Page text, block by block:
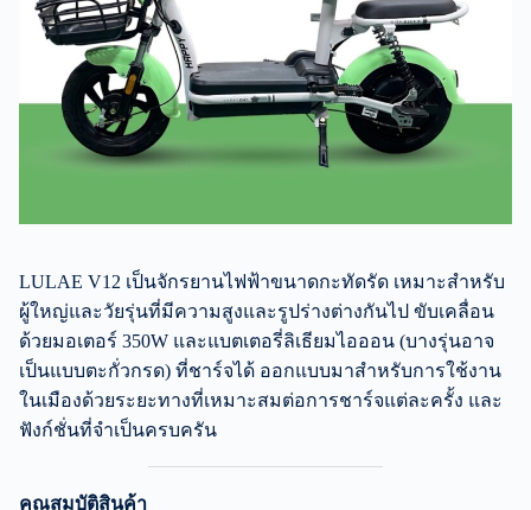
LULAE V12 เป็นจักรยานไฟฟ้าขนาดกะทัดรัด เหมาะสำหรับ
ผู้ใหญ่และวัยรุ่นที่มีความสูงและรูปร่างต่างกันไป ขับเคลื่อน
ด้วยมอเตอร์ 350W และแบตเตอรี่ลิเธียมไอออน (บางรุ่นอาจ
เป็นแบบตะกั่วกรด) ที่ชาร์จได้ ออกแบบมาสำหรับการใช้งาน
ในเมืองด้วยระยะทางที่เหมาะสมต่อการชาร์จแต่ละครั้ง และ
ฟังก์ชั่นที่จำเป็นครบครัน
คุณสมบัติสินค้า